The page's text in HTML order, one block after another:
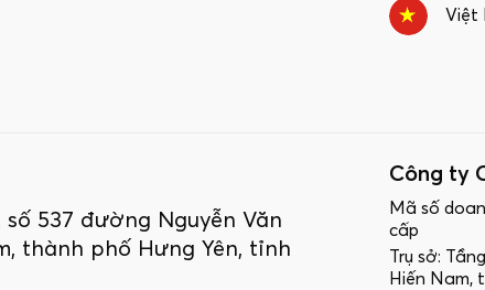
Việt
537 đường Nguyễn Văn
thành phố Hưng Yên, tỉnh
Công ty
Mã số
cấp
Trụ sở:
Hiến Nam,